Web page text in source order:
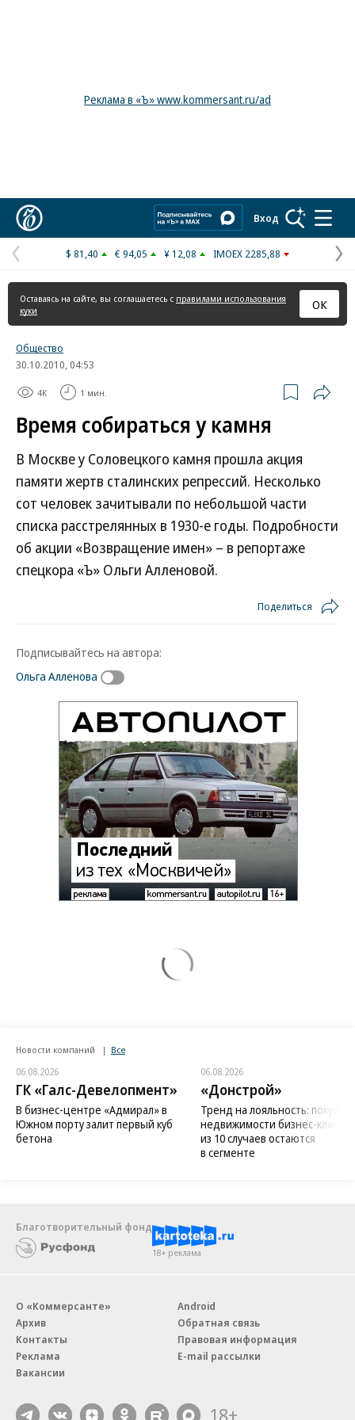
Реклама в «Ъ» www.kommersant.ru/ad
Вход
Предыдущая
страница
$ 81,40 € 94,05 ¥ 12,08 IMOEX 2285,88
Оставаясь на сайте, вы соглашаетесь с правилами использования
куки
ОК
Общество
30.10.2010, 04:53
4K 1 мин.
Время собираться у камня
В Москве у Соловецкого камня прошла акция
памяти жертв сталинских репрессий. Несколько
сот человек зачитывали по небольшой части
списка расстрелянных в 1930-е годы. Подробности
об акции «Возвращение имен» – в репортаже
спецкора «Ъ» Ольги Алленовой.
Поделиться
Подписывайтесь на автора:
Ольга Алленова
Новости компаний Все
06.08.2026
ГК «Галс-Девелопмент»
В бизнес-центре «Адмирал» в
Южном порту залит первый куб
бетона
06.08.2026
«Донстрой»
Тренд на лояльность:
недвижимости бизнес-класса
из 10 случаев остаются
в сегменте
Благотворительный фонд
18+ реклама
О «Коммерсанте»
Архив
Контакты
Реклама
Вакансии
Android
Обратная связь
Правовая информация
E-mail рассылки